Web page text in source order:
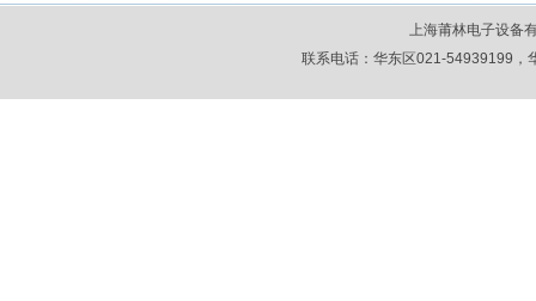
上海莆林电子设
联系电话：华东区021-54939199